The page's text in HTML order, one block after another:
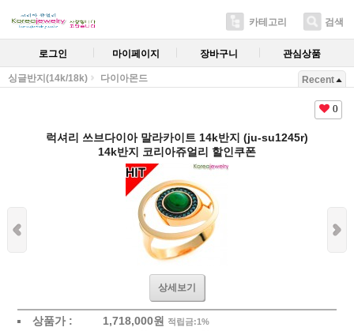
카테고리 검색
로그인 마이페이지 장바구니 관심상품
싱글반지(14k/18k) 다이아몬드 Recent
0
럭셔리 쓰브다이아 말라카이트 14k반지 (ju-su1245r)
14k반지 코리아쥬얼리 할인쿠폰
상세보기
상품가 : 1,718,000원 적립금:1%